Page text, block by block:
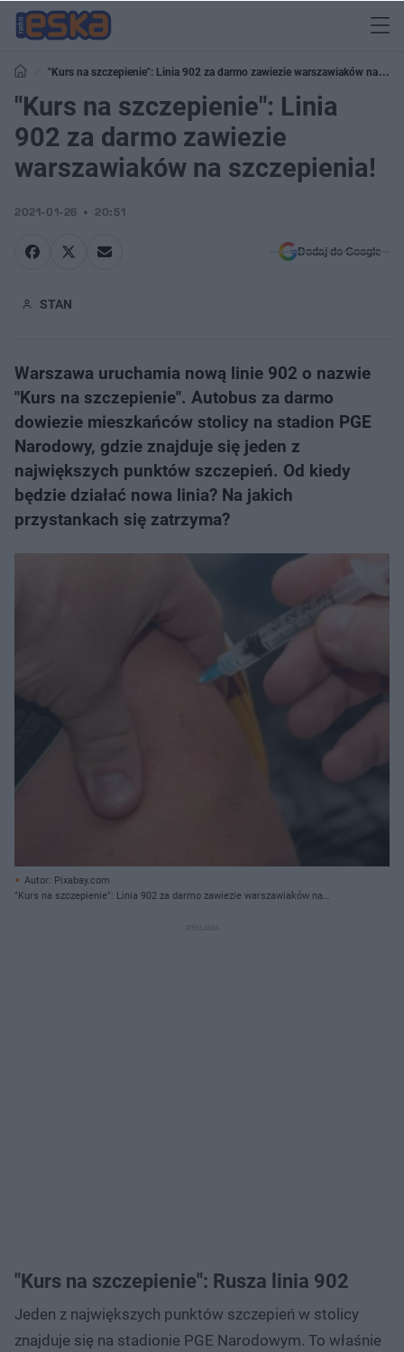
"Kurs na szczepienie": Linia 902 za darmo zawiezie warszawiaków na
szczepienia!
"Kurs na szczepienie": Linia
902 za darmo zawiezie
warszawiaków na szczepienia!
2021-01-26 20:51
Dodaj do Google
STAN
Warszawa uruchamia nową linie 902 o nazwie
"Kurs na szczepienie". Autobus za darmo
dowiezie mieszkańców stolicy na stadion PGE
Narodowy, gdzie znajduje się jeden z
największych punktów szczepień. Od kiedy
będzie działać nowa linia? Na jakich
przystankach się zatrzyma?
Autor: Pixabay.com
"Kurs na szczepienie": Linia 902 za darmo zawiezie warszawiaków na
"Kurs na szczepienie": Rusza linia 902
Jeden z największych punktów szczepień w stolicy
znajduje się na stadionie PGE Narodowym. To właśnie